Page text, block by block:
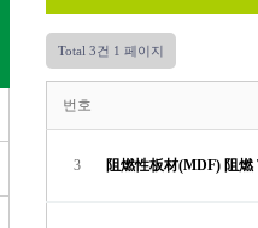
Total 3건 1 페이지
번호
3 阻燃性板材(MDF) 阻燃